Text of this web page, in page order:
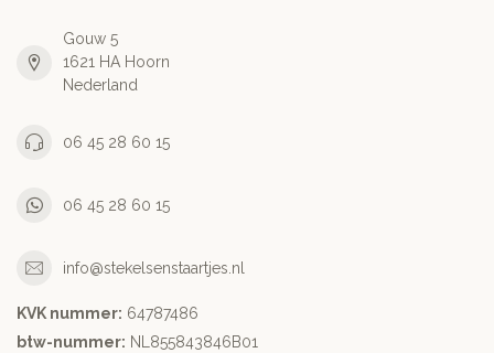
Gouw 5
1621 HA Hoorn
Nederland
06 45 28 60 15
06 45 28 60 15
info@stekelsenstaartjes.nl
KVK nummer: 64787486
btw-nummer: NL855843846B01